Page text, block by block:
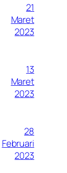
21
Maret
2023
13
Maret
2023
28
Februari
2023